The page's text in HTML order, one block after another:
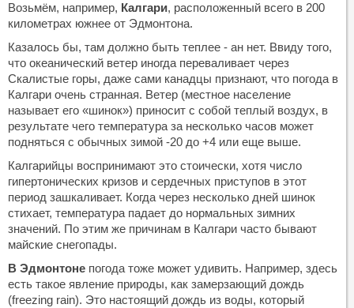
Возьмём, например, Калгари, расположенный всего в 200
километрах южнее от Эдмонтона.
Казалось бы, там должно быть теплее - ан нет. Ввиду того,
что океанический ветер иногда переваливает через
Скалистые горы, даже сами канадцы признают, что погода в
Калгари очень странная. Ветер (местное население
называет его «шинок») приносит с собой теплый воздух, в
результате чего температура за несколько часов может
подняться с обычных зимой -20 до +4 или еще выше.
Калгарийцы воспринимают это стоически, хотя число
гипертонических кризов и сердечных приступов в этот
период зашкаливает. Когда через несколько дней шинок
стихает, температура падает до нормальных зимних
значений. По этим же причинам в Калгари часто бывают
майские снегопады.
В Эдмонтоне погода тоже может удивить. Например, здесь
есть такое явление природы, как замерзающий дождь
(freezing rain). Это настоящий дождь из воды, который